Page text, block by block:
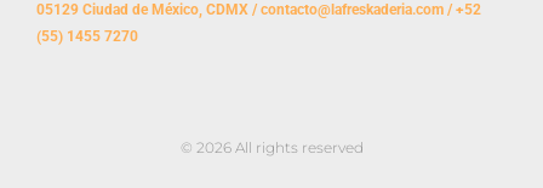
05129 Ciudad de México, CDMX / contacto@lafreskaderia.com / +52
(55) 1455 7270
© 2026 All rights reserved